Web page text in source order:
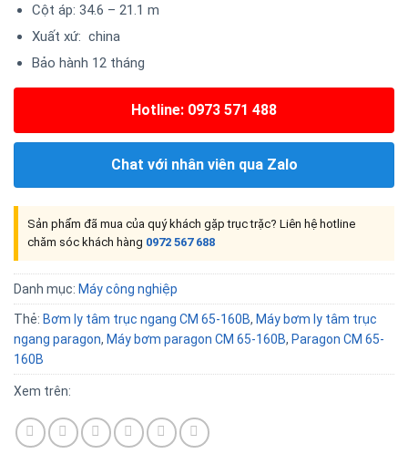
Cột áp: 34.6 – 21.1 m
Xuất xứ: china
Bảo hành 12 tháng
Hotline: 0973 571 488
Chat với nhân viên qua Zalo
Sản phẩm đã mua của quý khách gặp trục trặc? Liên hệ hotline
chăm sóc khách hàng 0972 567 688
Danh mục: Máy công nghiệp
Thẻ: Bơm ly tâm trục ngang CM 65-160B, Máy bơm ly tâm trục
ngang paragon, Máy bơm paragon CM 65-160B, Paragon CM 65-
160B
Xem trên: